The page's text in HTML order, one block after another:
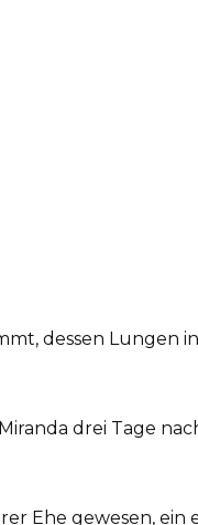
dessen Lungen
drei Tage
Ehe gewesen, ein